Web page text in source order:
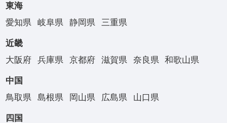
東海
愛知県
岐阜県 静岡県 三重県
近畿
大阪府
兵庫県 京都府 滋賀県 奈良県 和歌山県
中国
鳥取県
島根県 岡山県 広島県 山口県
四国